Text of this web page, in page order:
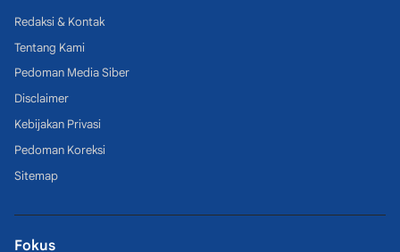
Redaksi & Kontak
Tentang Kami
Pedoman Media Siber
Disclaimer
Kebijakan Privasi
Pedoman Koreksi
Sitemap
Fokus